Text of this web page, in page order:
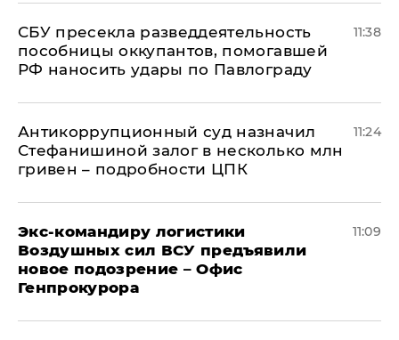
СБУ пресекла разведдеятельность
пособницы оккупантов, помогавшей
РФ наносить удары по Павлограду
11:38
Антикоррупционный суд назначил
Стефанишиной залог в несколько млн
гривен – подробности ЦПК
11:24
Экс-командиру логистики
Воздушных сил ВСУ предъявили
новое подозрение – Офис
Генпрокурора
11:09